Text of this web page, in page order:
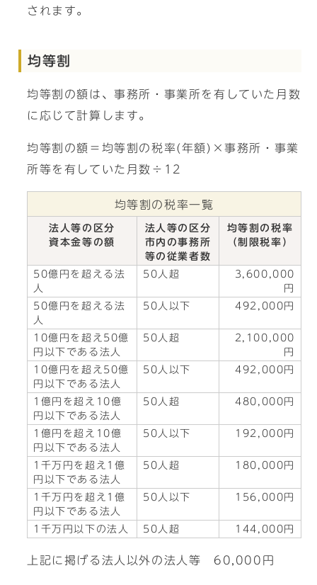
されます。
均等割
均等割の額は、事務所・事業所を有していた月数
に応じて計算します。
均等割の額＝均等割の税率(年額)×事務所・事業
所等を有していた月数÷12
均等割の税率一覧
法人等の区分
資本金等の額
法人等の区分
市内の事務所
等の従業者数
均等割の税率
（制限税率）
50億円を超える法
人
50人超
3,600,000
円
50億円を超える法
人
50人以下 492,000円
10億円を超え50億
円以下である法人
50人超
2,100,000
円
10億円を超え50億
円以下である法人
50人以下 492,000円
1億円を超え10億
円以下である法人
50人超 480,000円
1億円を超え10億
円以下である法人
50人以下 192,000円
1千万円を超え1億
円以下である法人
50人超 180,000円
1千万円を超え1億
円以下である法人
50人以下 156,000円
1千万円以下の法人 50人超 144,000円
上記に掲げる法人以外の法人等 60,000円